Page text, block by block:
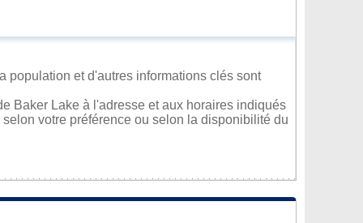
population et d'autres informations clés sont
Baker Lake à l'adresse et aux horaires indiqués
votre préférence ou selon la disponibilité du